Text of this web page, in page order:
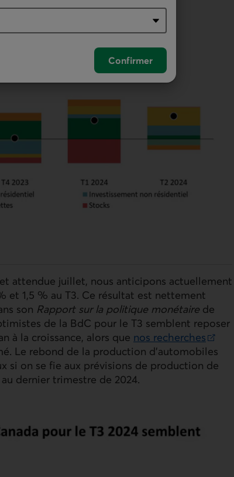
Confirmer
attendue juillet, nous anticipons actuellement
et 1,5 % au T3. Ce résultat est nettement
son Rapport sur la politique monétaire de
de la BdC pour le T3 semblent reposer
à la croissance, alors que nos recherches
Le rebond de la production d’automobiles
si on se fie aux prévisions de production de
dernier trimestre de 2024.